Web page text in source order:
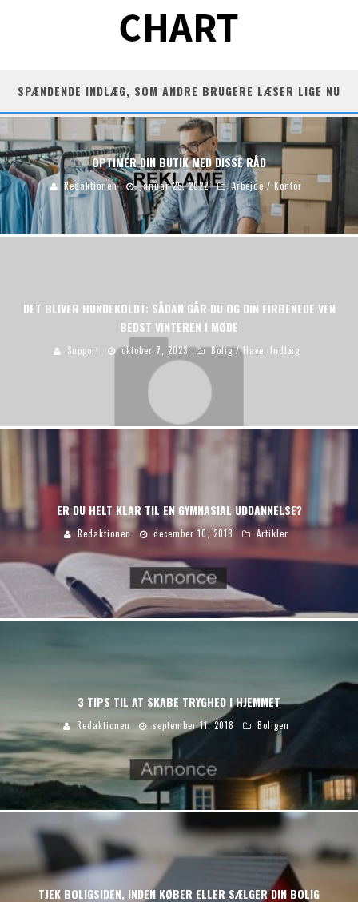
SPÆNDENDE INDLÆG, SOM ANDRE BRUGERE LÆSER LIGE NU
OPTIMER DIN BUTIK MED DISSE RÅD
Redaktionen januar 25, 2022 Arbejde / Kontor
DET BLIVER HUNDEKOLDT: SÅDAN GÅR DU OG DIN FIRBENEDE VEN
BEDST VINTEREN I MØDE
Support oktober 7, 2023 Bolig / Have Indlæg
ER DU HELT KLAR TIL EN GYMNASIAL UDDANNELSE?
Redaktionen december 10, 2018 Artikler
3 TIPS TIL AT SKABE TRYGHED I HJEMMET
Redaktionen september 11, 2018 Boligen
TJEK BOLIGSIDEN, INDEN KØBER ELLER SÆLGER DIN BOLIG